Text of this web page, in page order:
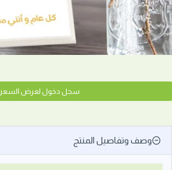
سجل دخول لعرض السعر
وصف وتفاصيل المنتج